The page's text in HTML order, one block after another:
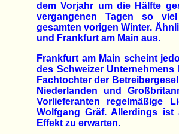
dem Vorjahr um die Hälfte
vergangenen Tagen so
gesamten vorigen Winter.
und Frankfurt am Main aus.
Frankfurt am Main scheint
des Schweizer
Fachtochter der
Niederlanden und
Vorlieferanten regelmäßige
Wolfgang Gräf. Allerdings
Effekt zu erwarten.